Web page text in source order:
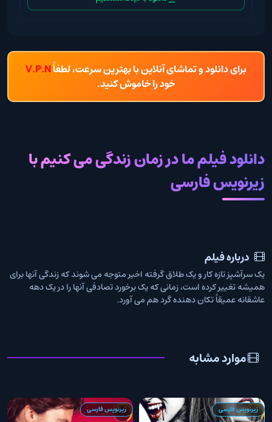
برای دانلود و تماشای آنلاین با بهترین سرعت، لطفاًV.P.N
خود را خاموش کنید.
دانلود فیلم ما در زمان زندگی می کنیم با
زیرنویس فارسی
درباره فیلم
یک سرآشپز تازه کار و یک طلاق گرفته اخیر متوجه می شوند که زندگی آنها برای
همیشه تغییر کرده است، زمانی که یک برخورد تصادفی آنها را در یک دهه
عاشقانه عمیقاً تکان دهنده گرد هم می آورد.
موارد مشابه
زیرنویس فارسی زیرنویس فارسی